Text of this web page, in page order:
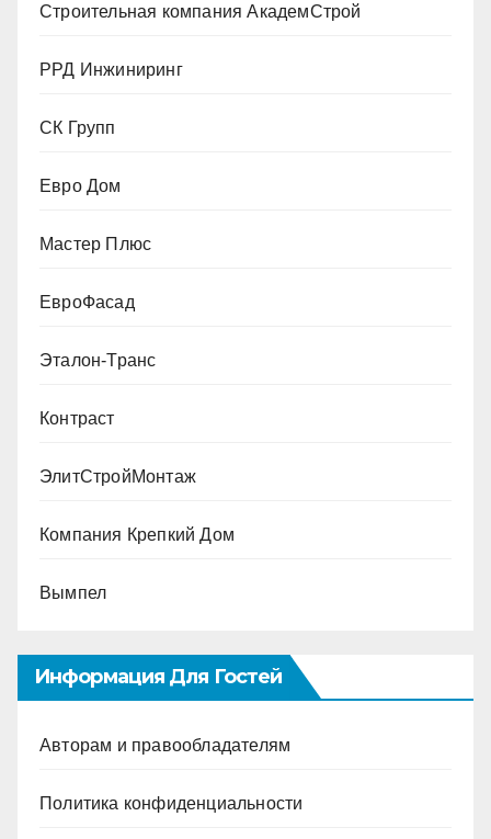
Строительная компания АкадемСтрой
РРД Инжиниринг
СК Групп
Евро Дом
Мастер Плюс
ЕвроФасад
Эталон-Транс
Контраст
ЭлитСтройМонтаж
Компания Крепкий Дом
Вымпел
Информация Для Гостей
Авторам и правообладателям
Политика конфиденциальности